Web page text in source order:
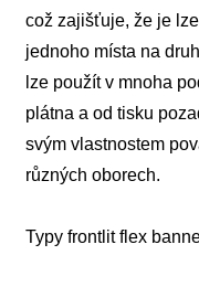
což zajišťuje, že je
jednoho místa na
lze použít v mnoha
plátna a od tisku
svým vlastnostem
různých oborech.
Typy frontlit flex